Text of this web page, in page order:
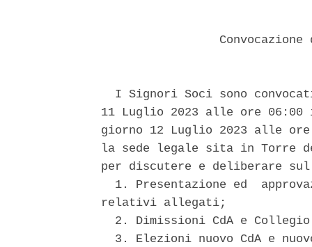
I Signori Soci sono
11 Luglio 2023 alle ore 06:00
giorno 12 Luglio 2023 alle ore
la sede legale sita in Torre
per discutere e deliberare
1. Presentazione ed
relativi allegati;
2. Dimissioni CdA e
3. Elezioni nuovo CdA e